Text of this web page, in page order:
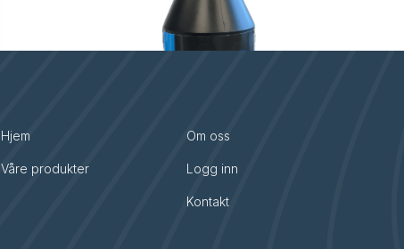
Hjem
Våre produkter
Om oss
Logg inn
Kontakt